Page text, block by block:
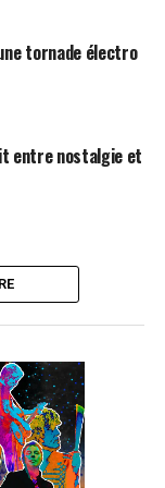
se produiront
un plateau
tornade électro
entre nostalgie et